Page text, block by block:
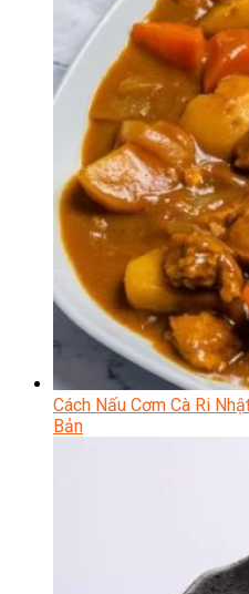
Cách Nấu Cơm Cà Ri
Bản